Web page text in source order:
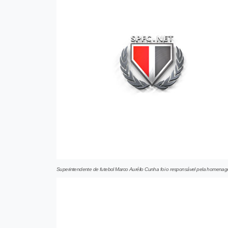
Superintendente de futebol Marco Aurélio Cunha foi o responsável pela